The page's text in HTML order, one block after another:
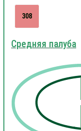
308
Средняя палуба